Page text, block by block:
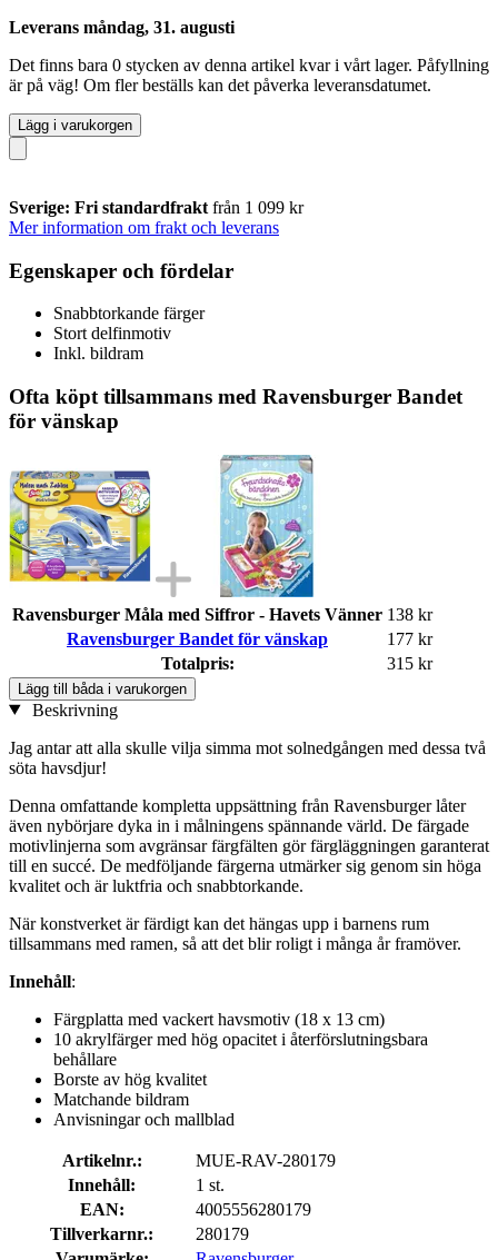
Leverans måndag, 31. augusti
Det finns bara 0 stycken av denna artikel kvar i vårt lager. Påfyllning
är på väg! Om fler beställs kan det påverka leveransdatumet.
Lägg i varukorgen
Sverige: Fri standardfrakt från 1 099 kr
Mer information om frakt och leverans
Egenskaper och fördelar
Snabbtorkande färger
Stort delfinmotiv
Inkl. bildram
Ofta köpt tillsammans med Ravensburger Bandet
för vänskap
Ravensburger Måla med Siffror - Havets Vänner 138 kr
Ravensburger Bandet för vänskap
177 kr
Totalpris:
315 kr
Lägg till båda i varukorgen
Beskrivning
Jag antar att alla skulle vilja simma mot solnedgången med dessa två
söta havsdjur!
Denna omfattande kompletta uppsättning från Ravensburger låter
även nybörjare dyka in i målningens spännande värld. De färgade
motivlinjerna som avgränsar färgfälten gör färgläggningen garanterat
till en succé. De medföljande färgerna utmärker sig genom sin höga
kvalitet och är luktfria och snabbtorkande.
När konstverket är färdigt kan det hängas upp i barnens rum
tillsammans med ramen, så att det blir roligt i många år framöver.
Innehåll:
Färgplatta med vackert havsmotiv (18 x 13 cm)
10 akrylfärger med hög opacitet i återförslutningsbara
behållare
Borste av hög kvalitet
Matchande bildram
Anvisningar och mallblad
Artikelnr.:
MUE-RAV-280179
Innehåll:
1 st.
EAN:
4005556280179
Tillverkarnr.:
280179